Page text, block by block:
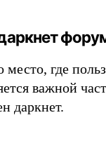
где
важной
даркнет.